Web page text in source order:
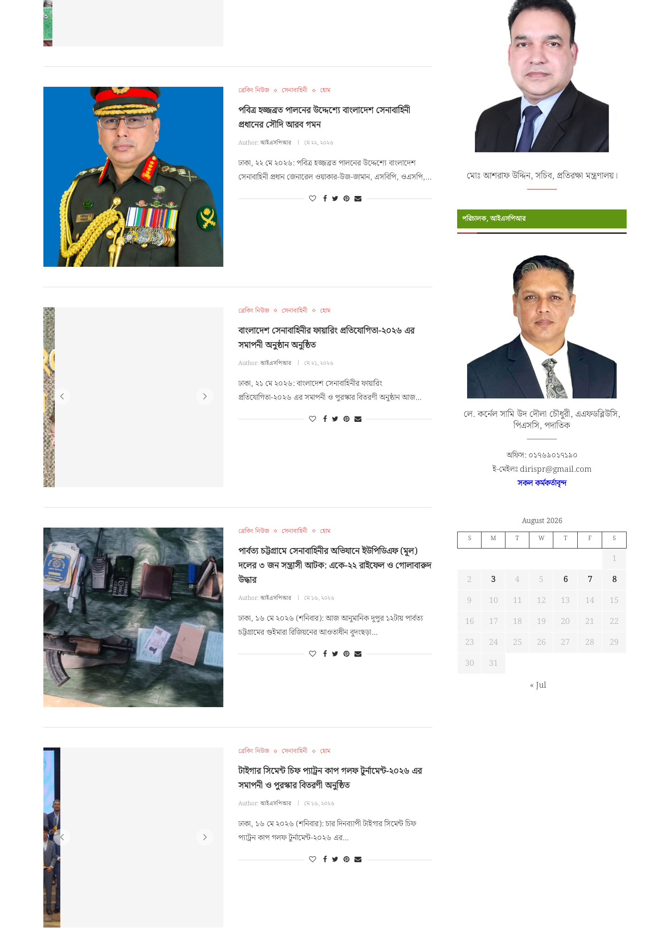
ব্রেকিং নিউজ সেনাবাহিনী হোম
পবিত্র হজ্জব্রত পালনের উদ্দেশ্যে বাংলাদেশ সেনাবাহিনী
প্রধানের সৌদি আরব গমন
Author:আইএসপিআর মে ২২, ২০২৬
ঢাকা, ২২ মে ২০২৬: পবিত্র হজ্জব্রত পালনের উদ্দেশ্যে বাংলাদেশ
সেনাবাহিনী প্রধান জেনারেল ওয়াকার-উজ-জামান, এসবিপি, ওএসপি,…
ব্রেকিং নিউজ সেনাবাহিনী হোম
বাংলাদেশ সেনাবাহিনীর ফায়ারিং প্রতিযোগিতা-২০২৬ এর
সমাপনী অনুষ্ঠান অনুষ্ঠিত
Author:আইএসপিআর মে ২১, ২০২৬
ঢাকা, ২১ মে ২০২৬: বাংলাদেশ সেনাবাহিনীর ফায়ারিং
প্রতিযোগিতা-২০২৬ এর সমাপনী ও পুরস্কার বিতরণী অনুষ্ঠান আজ…
ব্রেকিং নিউজ সেনাবাহিনী হোম
পার্বত্য চট্টগ্রামে সেনাবাহিনীর অভিযানে ইউপিডিএফ (মূল)
দলের ৩ জন সন্ত্রাসী আটক: একে-২২ রাইফেল ও গোলাবারুদ
উদ্ধার
Author:আইএসপিআর মে ১৬, ২০২৬
ঢাকা, ১৬ মে ২০২৬ (শনিবার): আজ আনুমানিক দুপুর ১২টায় পার্বত্য
চট্টগ্রামের গুইমারা রিজিয়নের আওতাধীন বুদংছড়া…
ব্রেকিং নিউজ সেনাবাহিনী হোম
টাইগার সিমেন্ট চিফ প্যাট্রন কাপ গলফ টুর্নামেন্ট-২০২৬ এর
সমাপনী ও পুরস্কার বিতরণী অনুষ্ঠিত
Author:আইএসপিআর মে ১৬, ২০২৬
ঢাকা, ১৬ মে ২০২৬ (শনিবার): চার দিনব্যাপী টাইগার সিমেন্ট চিফ
প্যাট্রন কাপ গলফ টুর্নামেন্ট-২০২৬ এর…
মোঃ আশরাফ উদ্দিন, সচিব, প্রতিরক্ষা মন্ত্রণালয়।
পরিচালক, আইএসপিআর
লে. কর্নেল সামি উদ দৌলা চৌধুরী, এএফডব্লিউসি,
পিএসসি, পদাতিক
অফিস: ০১৭৬৯০১৭১৯০
ই-মেইলঃ dirispr@gmail.com
সকল কর্মকর্তাবৃন্দ
August 2026
S M T W T F S
1
2
3 4 5 6 7
8
9
10 11 12 13 14
15
16
17 18 19 20 21
22
23
24 25 26 27 28
29
30
31
« Jul